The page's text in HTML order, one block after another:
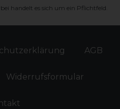
handelt es sich um ein Pflichtfeld.
AGB
Widerrufs­formular